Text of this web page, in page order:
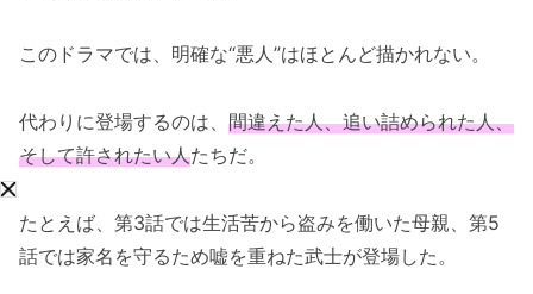
このドラマでは、明確な“悪人”はほとんど描かれない。
代わりに登場するのは、 間違えた人、追い詰められた人、
そして許されたい人たちだ。
たとえば、第3話では生活苦から盗みを働いた母親、第5
話では家名を守るため嘘を重ねた武士が登場した。